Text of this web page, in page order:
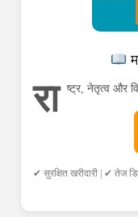
रा ष्ट्र, नेतृत्व और
✔ सुरक्षित खरीदारी | ✔ तेज